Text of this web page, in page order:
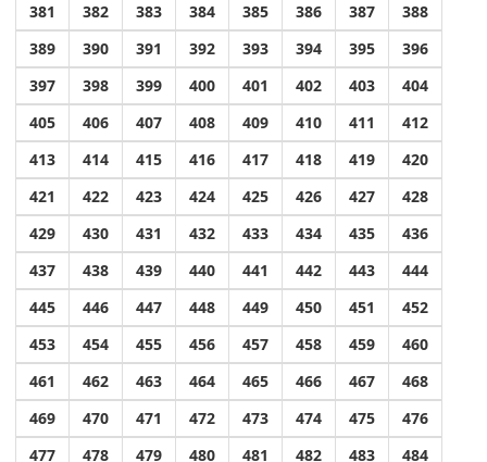
381
382 383 384 385 386 387
388
389
390 391 392 393 394 395
396
397
398 399 400 401 402 403
404
405
406 407 408 409 410 411
412
413
414 415 416 417 418 419
420
421
422 423 424 425 426 427
428
429
430 431 432 433 434 435
436
437
438 439 440 441 442 443
444
445
446 447 448 449 450 451
452
453
454 455 456 457 458 459
460
461
462 463 464 465 466 467
468
469
470 471 472 473 474 475
476
477
478 479 480 481 482 483 484